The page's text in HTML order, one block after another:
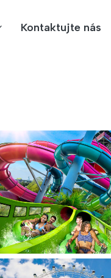
Kontaktujte nás